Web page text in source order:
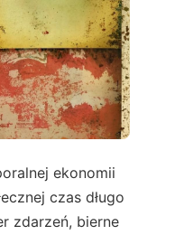
ekonomii
czas długo
zdarzeń, bierne